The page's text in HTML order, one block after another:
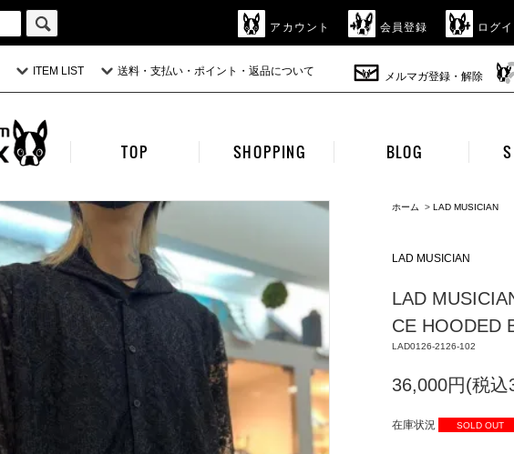
アカウント 会員登録 ログ
ITEM LIST 送料・支払い・ポイント・返品について メルマガ登録・解除
TOP SHOPPING BLOG
ホーム > LAD MUSICIAN
LAD MUSICIAN
LAD
CE HOODED
LAD0126-2126-102
36,000円(税
在庫状況 SOLD OUT